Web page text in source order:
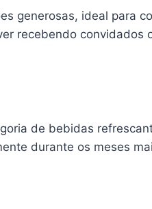
generosas, ideal para
recebendo convidados
de bebidas
durante os meses